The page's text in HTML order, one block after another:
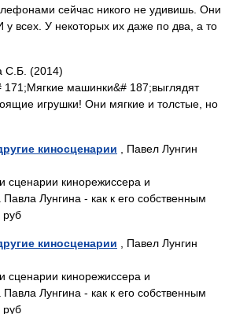
сейчас никого не удивишь. Они
у всех. У некоторых их даже по два, а то
С.Б. (2014)
171;Мягкие машинки&# 187;выглядят
игрушки! Они мягкие и толстые, но
киносценарии , Павел Лунгин
сценарии кинорежиссера и
Павла Лунгина - как к его собственным
киносценарии , Павел Лунгин
сценарии кинорежиссера и
Павла Лунгина - как к его собственным